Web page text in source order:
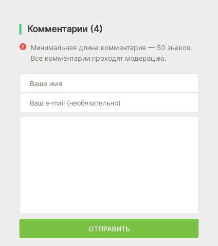
Комментарии (4)
Минимальная длина комментария — 50 знаков.
Все комментарии проходят модерацию.
ОТПРАВИТЬ